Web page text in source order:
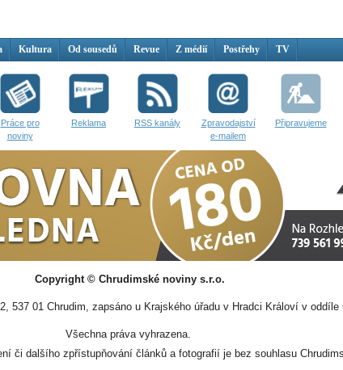
Kultura Od sousedů Revue Z médií Postřehy TV
Práce pro
noviny
Reklama RSS kanály
Zpravodajství
e-mailem
Připravujeme
Copyright © Chrudimské noviny s.r.o.
537 01 Chrudim, zapsáno u Krajského úřadu v Hradci Královí v oddíle
Všechna práva vyhrazena.
či dalšího zpřístupňování článků a fotografií je bez souhlasu